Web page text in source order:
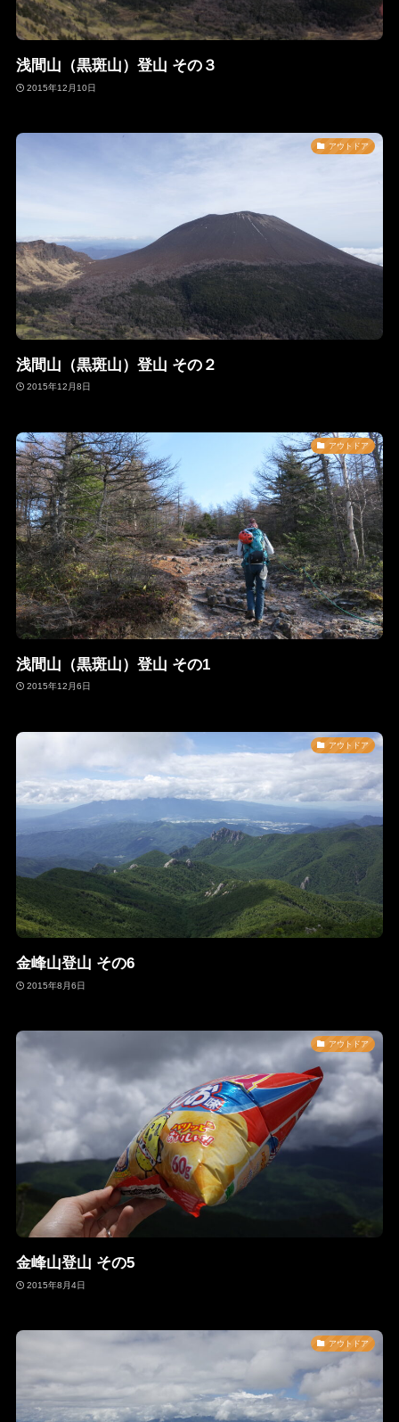
浅間山（黒斑山）登山 その３
2015年12月10日
アウトドア
浅間山（黒斑山）登山 その２
2015年12月8日
アウトドア
浅間山（黒斑山）登山 その1
2015年12月6日
アウトドア
金峰山登山 その6
2015年8月6日
アウトドア
金峰山登山 その5
2015年8月4日
アウトドア